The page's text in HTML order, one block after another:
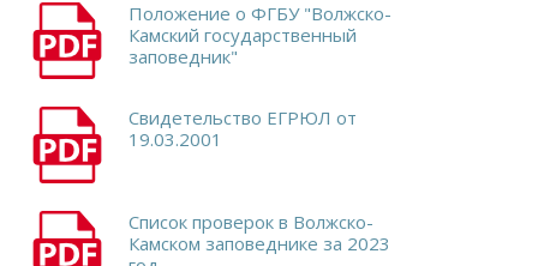
Положение о ФГБУ "Волжско-
Камский государственный
заповедник"
Свидетельство ЕГРЮЛ от
19.03.2001
Список проверок в Волжско-
Камском заповеднике за 2023